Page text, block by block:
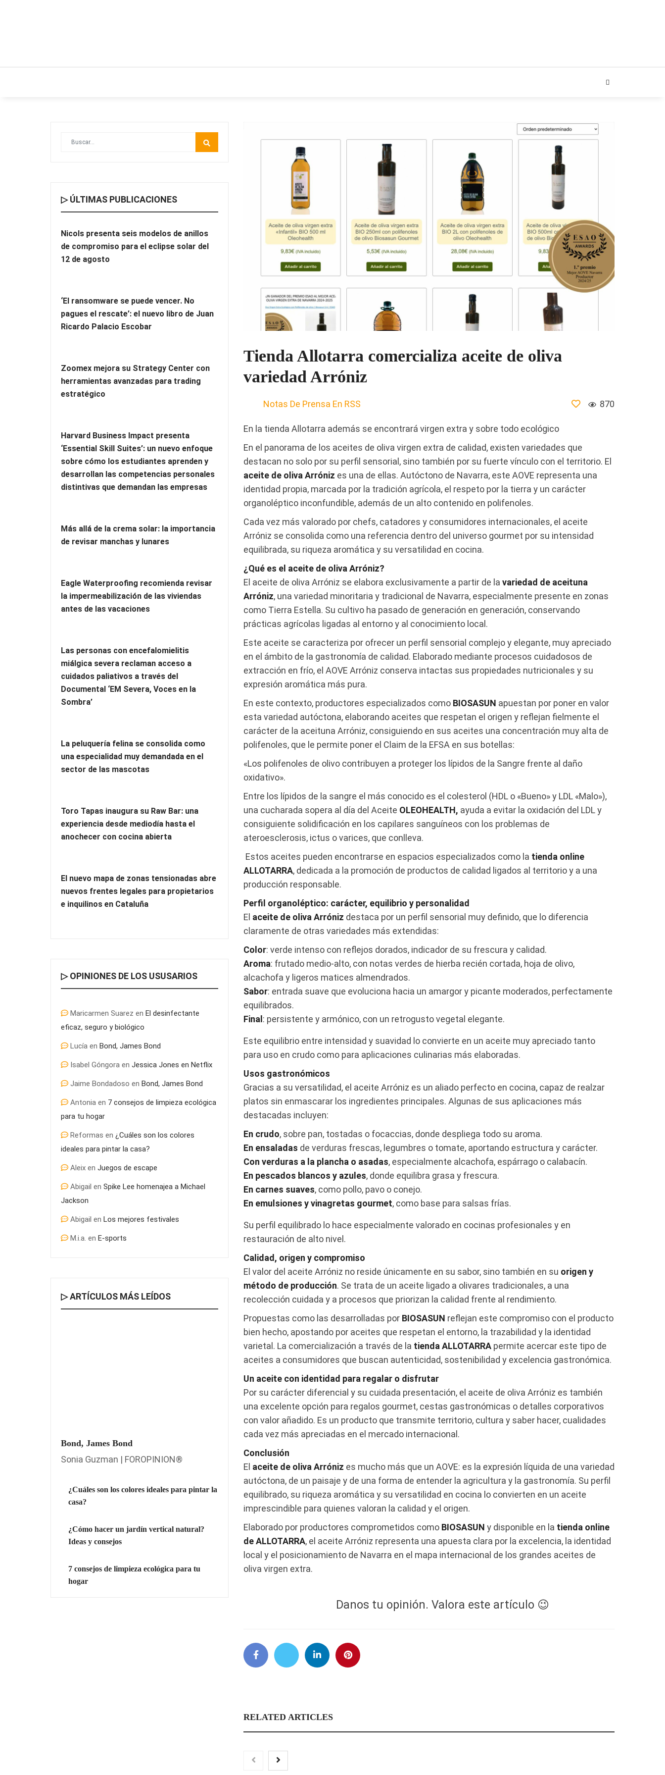
Tienda Allotarra comercializa aceite de oliva
variedad Arróniz
Notas De Prensa En RSS 870
En la tienda Allotarra además se encontrará virgen extra y sobre todo ecológico
En el panorama de los aceites de oliva virgen extra de calidad, existen variedades que
destacan no solo por su perfil sensorial, sino también por su fuerte vínculo con el territorio. El
aceite de oliva Arróniz es una de ellas. Autóctono de Navarra, este AOVE representa una
identidad propia, marcada por la tradición agrícola, el respeto por la tierra y un carácter
organoléptico inconfundible, además de un alto contenido en polifenoles.
Cada vez más valorado por chefs, catadores y consumidores internacionales, el aceite
Arróniz se consolida como una referencia dentro del universo gourmet por su intensidad
equilibrada, su riqueza aromática y su versatilidad en cocina.
¿Qué es el aceite de oliva Arróniz?
El aceite de oliva Arróniz se elabora exclusivamente a partir de la variedad de aceituna
Arróniz, una variedad minoritaria y tradicional de Navarra, especialmente presente en zonas
como Tierra Estella. Su cultivo ha pasado de generación en generación, conservando
prácticas agrícolas ligadas al entorno y al conocimiento local.
Este aceite se caracteriza por ofrecer un perfil sensorial complejo y elegante, muy apreciado
en el ámbito de la gastronomía de calidad. Elaborado mediante procesos cuidadosos de
extracción en frío, el AOVE Arróniz conserva intactas sus propiedades nutricionales y su
expresión aromática más pura.
En este contexto, productores especializados como BIOSASUN apuestan por poner en valor
esta variedad autóctona, elaborando aceites que respetan el origen y reflejan fielmente el
carácter de la aceituna Arróniz, consiguiendo en sus aceites una concentración muy alta de
polifenoles, que le permite poner el Claim de la EFSA en sus botellas:
«Los polifenoles de olivo contribuyen a proteger los lípidos de la Sangre frente al daño
oxidativo».
Entre los lípidos de la sangre el más conocido es el colesterol (HDL o «Bueno» y LDL «Malo»),
una cucharada sopera al día del Aceite OLEOHEALTH, ayuda a evitar la oxidación del LDL y
consiguiente solidificación en los capilares sanguíneos con los problemas de
ateroesclerosis, ictus o varices, que conlleva.
Estos aceites pueden encontrarse en espacios especializados como la tienda online
ALLOTARRA, dedicada a la promoción de productos de calidad ligados al territorio y a una
producción responsable.
Perfil organoléptico: carácter, equilibrio y personalidad
El aceite de oliva Arróniz destaca por un perfil sensorial muy definido, que lo diferencia
claramente de otras variedades más extendidas:
Color: verde intenso con reflejos dorados, indicador de su frescura y calidad.
Aroma: frutado medio-alto, con notas verdes de hierba recién cortada, hoja de olivo,
alcachofa y ligeros matices almendrados.
Sabor: entrada suave que evoluciona hacia un amargor y picante moderados, perfectamente
equilibrados.
Final : persistente y armónico, con un retrogusto vegetal elegante.
Este equilibrio entre intensidad y suavidad lo convierte en un aceite muy apreciado tanto
para uso en crudo como para aplicaciones culinarias más elaboradas.
Usos gastronómicos
Gracias a su versatilidad, el aceite Arróniz es un aliado perfecto en cocina, capaz de realzar
platos sin enmascarar los ingredientes principales. Algunas de sus aplicaciones más
destacadas incluyen:
En crudo, sobre pan, tostadas o focaccias, donde despliega todo su aroma.
En ensaladas de verduras frescas, legumbres o tomate, aportando estructura y carácter.
Con verduras a la plancha o asadas, especialmente alcachofa, espárrago o calabacín.
En pescados blancos y azules, donde equilibra grasa y frescura.
En carnes suaves, como pollo, pavo o conejo.
En emulsiones y vinagretas gourmet, como base para salsas frías.
Su perfil equilibrado lo hace especialmente valorado en cocinas profesionales y en
restauración de alto nivel.
Calidad, origen y compromiso
El valor del aceite Arróniz no reside únicamente en su sabor, sino también en su origen y
método de producción. Se trata de un aceite ligado a olivares tradicionales, a una
recolección cuidada y a procesos que priorizan la calidad frente al rendimiento.
Propuestas como las desarrolladas por BIOSASUN reflejan este compromiso con el producto
bien hecho, apostando por aceites que respetan el entorno, la trazabilidad y la identidad
varietal. La comercialización a través de la tienda ALLOTARRA permite acercar este tipo de
aceites a consumidores que buscan autenticidad, sostenibilidad y excelencia gastronómica.
Un aceite con identidad para regalar o disfrutar
Por su carácter diferencial y su cuidada presentación, el aceite de oliva Arróniz es también
una excelente opción para regalos gourmet, cestas gastronómicas o detalles corporativos
con valor añadido. Es un producto que transmite territorio, cultura y saber hacer, cualidades
cada vez más apreciadas en el mercado internacional.
Conclusión
El aceite de oliva Arróniz es mucho más que un AOVE: es la expresión líquida de una variedad
autóctona, de un paisaje y de una forma de entender la agricultura y la gastronomía. Su perfil
equilibrado, su riqueza aromática y su versatilidad en cocina lo convierten en un aceite
imprescindible para quienes valoran la calidad y el origen.
Elaborado por productores comprometidos como BIOSASUN y disponible en la tienda online
de ALLOTARRA, el aceite Arróniz representa una apuesta clara por la excelencia, la identidad
local y el posicionamiento de Navarra en el mapa internacional de los grandes aceites de
oliva virgen extra.
Danos tu opinión. Valora este artículo 😉
RELATED ARTICLES
▷ ÚLTIMAS PUBLICACIONES
Nicols presenta seis modelos de anillos
de compromiso para el eclipse solar del
12 de agosto
‘El ransomware se puede vencer. No
pagues el rescate’: el nuevo libro de Juan
Ricardo Palacio Escobar
Zoomex mejora su Strategy Center con
herramientas avanzadas para trading
estratégico
Harvard Business Impact presenta
‘Essential Skill Suites’: un nuevo enfoque
sobre cómo los estudiantes aprenden y
desarrollan las competencias personales
distintivas que demandan las empresas
Más allá de la crema solar: la importancia
de revisar manchas y lunares
Eagle Waterproofing recomienda revisar
la impermeabilización de las viviendas
antes de las vacaciones
Las personas con encefalomielitis
miálgica severa reclaman acceso a
cuidados paliativos a través del
Documental ‘EM Severa, Voces en la
Sombra’
La peluquería felina se consolida como
una especialidad muy demandada en el
sector de las mascotas
Toro Tapas inaugura su Raw Bar: una
experiencia desde mediodía hasta el
anochecer con cocina abierta
El nuevo mapa de zonas tensionadas abre
nuevos frentes legales para propietarios
e inquilinos en Cataluña
▷ OPINIONES DE LOS USUSARIOS
Maricarmen Suarez en El desinfectante
eficaz, seguro y biológico
Lucía en Bond, James Bond
Isabel Góngora en Jessica Jones en Netflix
Jaime Bondadoso en Bond, James Bond
Antonia en 7 consejos de limpieza ecológica
para tu hogar
Reformas en ¿Cuáles son los colores
ideales para pintar la casa?
Aleix en Juegos de escape
Abigail en Spike Lee homenajea a Michael
Jackson
Abigail en Los mejores festivales
M.i.a. en E-sports
▷ ARTÍCULOS MÁS LEÍDOS
Bond, James Bond
Sonia Guzman | FOROPINION®
¿Cuáles son los colores ideales para pintar la
casa?
¿Cómo hacer un jardín vertical natural?
Ideas y consejos
7 consejos de limpieza ecológica para tu
hogar